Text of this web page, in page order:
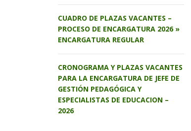
CUADRO DE PLAZAS VACANTES –
PROCESO DE ENCARGATURA 2026 »
ENCARGATURA REGULAR
CRONOGRAMA Y PLAZAS VACANTES
PARA LA ENCARGATURA DE JEFE DE
GESTIÓN PEDAGÓGICA Y
ESPECIALISTAS DE EDUCACION –
2026